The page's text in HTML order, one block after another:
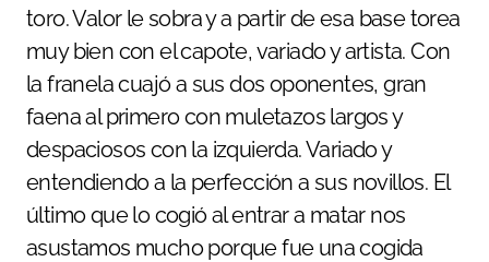
toro. Valor le sobra y a partir de esa base torea
muy bien con el capote, variado y artista. Con
la franela cuajó a sus dos oponentes, gran
faena al primero con muletazos largos y
despaciosos con la izquierda. Variado y
entendiendo a la perfección a sus novillos. El
último que lo cogió al entrar a matar nos
asustamos mucho porque fue una cogida